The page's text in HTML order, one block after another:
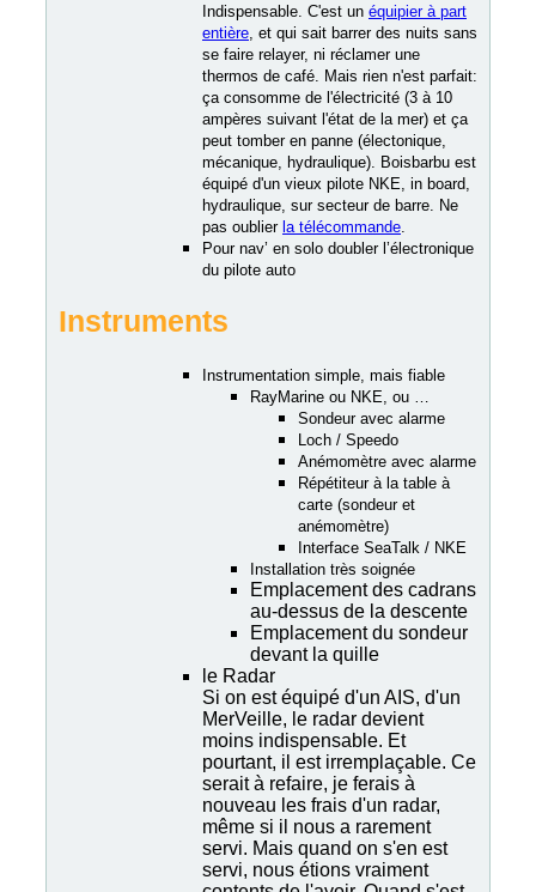
Indispensable. C'est un équipier à part
entière , et qui sait barrer des nuits sans
se faire relayer, ni réclamer une
thermos de café. Mais rien n'est parfait:
ça consomme de l'électricité (3 à 10
ampères suivant l'état de la mer) et ça
peut tomber en panne (électonique,
mécanique, hydraulique). Boisbarbu est
équipé d'un vieux pilote NKE, in board,
hydraulique, sur secteur de barre. Ne
pas oublier la télécommande
Pour nav’ en solo doubler l’électronique
du pilote auto
Instruments
Instrumentation simple, mais fiable
RayMarine ou NKE, ou …
Sondeur avec alarme
Loch / Speedo
Anémomètre avec alarme
Répétiteur à la table à
carte (sondeur et
anémomètre)
Interface SeaTalk / NKE
Installation très soignée
Emplacement des cadrans
au-dessus de la descente
Emplacement du sondeur
devant la quille
le Radar
Si on est équipé d'un AIS, d'un
MerVeille, le radar devient
moins indispensable. Et
pourtant, il est irremplaçable. Ce
serait à refaire, je ferais à
nouveau les frais d'un radar,
même si il nous a rarement
servi. Mais quand on s'en est
servi, nous étions vraiment